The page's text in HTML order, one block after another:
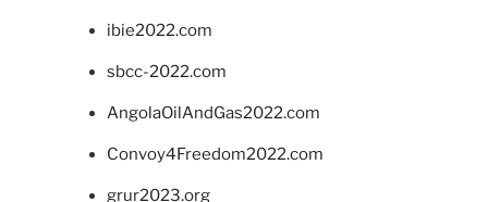
ibie2022.com
sbcc-2022.com
AngolaOilAndGas2022.com
Convoy4Freedom2022.com
grur2023.org